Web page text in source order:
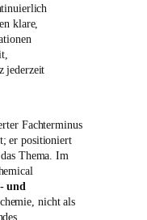
klare,
jederzeit
Fachterminus
er positioniert
Thema. Im
und
nicht als